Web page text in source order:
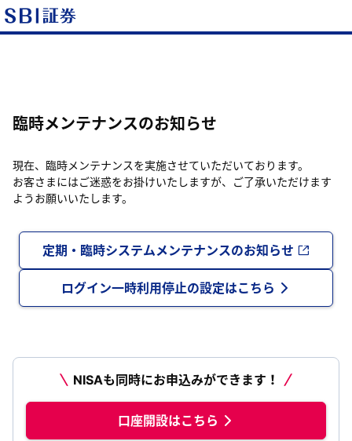
臨時メンテナンスのお知らせ
現在、臨時メンテナンスを実施させていただいております。
お客さまにはご迷惑をお掛けいたしますが、ご了承いただけます
ようお願いいたします。
定期・臨時システムメンテナンスのお知らせ
ログイン一時利用停止の設定はこちら
NISAも同時にお申込みができます！
口座開設はこちら